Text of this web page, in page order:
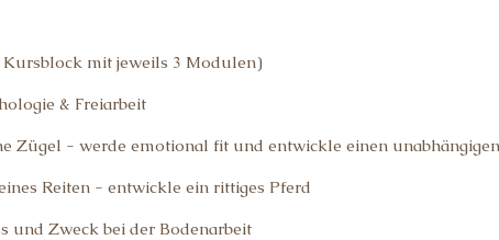
mit jeweils 3 Modulen)
& Freiarbeit
Zügel - werde emotional fit und entwickle einen
Reiten - entwickle ein rittiges Pferd
und Zweck bei der Bodenarbeit